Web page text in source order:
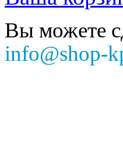
Вы можете
info@shop-